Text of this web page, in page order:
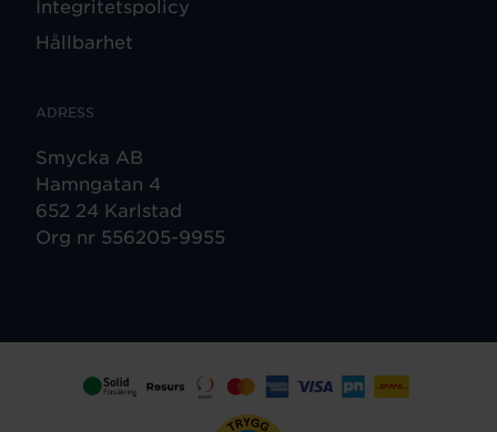
Integritetspolicy
Hållbarhet
ADRESS
Smycka AB
Hamngatan 4
652 24 Karlstad
Org nr 556205-9955